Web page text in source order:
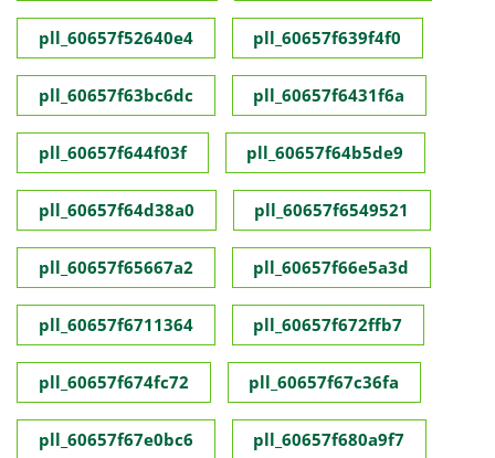
pll_60657f52640e4 pll_60657f639f4f0
pll_60657f63bc6dc pll_60657f6431f6a
pll_60657f644f03f pll_60657f64b5de9
pll_60657f64d38a0 pll_60657f6549521
pll_60657f65667a2 pll_60657f66e5a3d
pll_60657f6711364 pll_60657f672ffb7
pll_60657f674fc72 pll_60657f67c36fa
pll_60657f67e0bc6 pll_60657f680a9f7